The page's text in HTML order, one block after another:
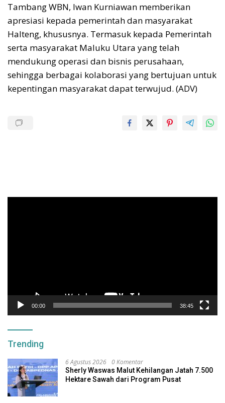
Tambang WBN, Iwan Kurniawan memberikan
apresiasi kepada pemerintah dan masyarakat
Halteng, khususnya. Termasuk kepada Pemerintah
serta masyarakat Maluku Utara yang telah
mendukung operasi dan bisnis perusahaan,
sehingga berbagai kolaborasi yang bertujuan untuk
kepentingan masyarakat dapat terwujud. (ADV)
00:00 38:45
Trending
6 Agustus 2026 0 Komentar
Sherly Waswas Malut Kehilangan Jatah 7.500
Hektare Sawah dari Program Pusat